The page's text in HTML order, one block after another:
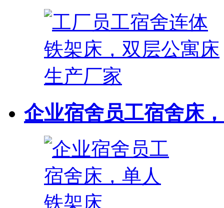
企业宿舍员工宿舍床